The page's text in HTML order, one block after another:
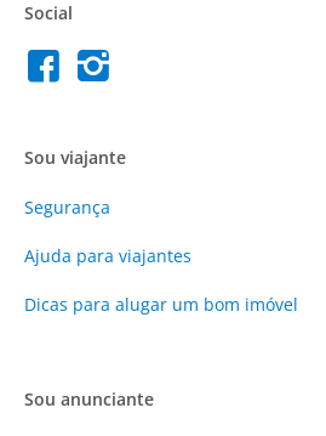
Social
Sou viajante
Segurança
Ajuda para viajantes
Dicas para alugar um bom imóvel
Sou anunciante